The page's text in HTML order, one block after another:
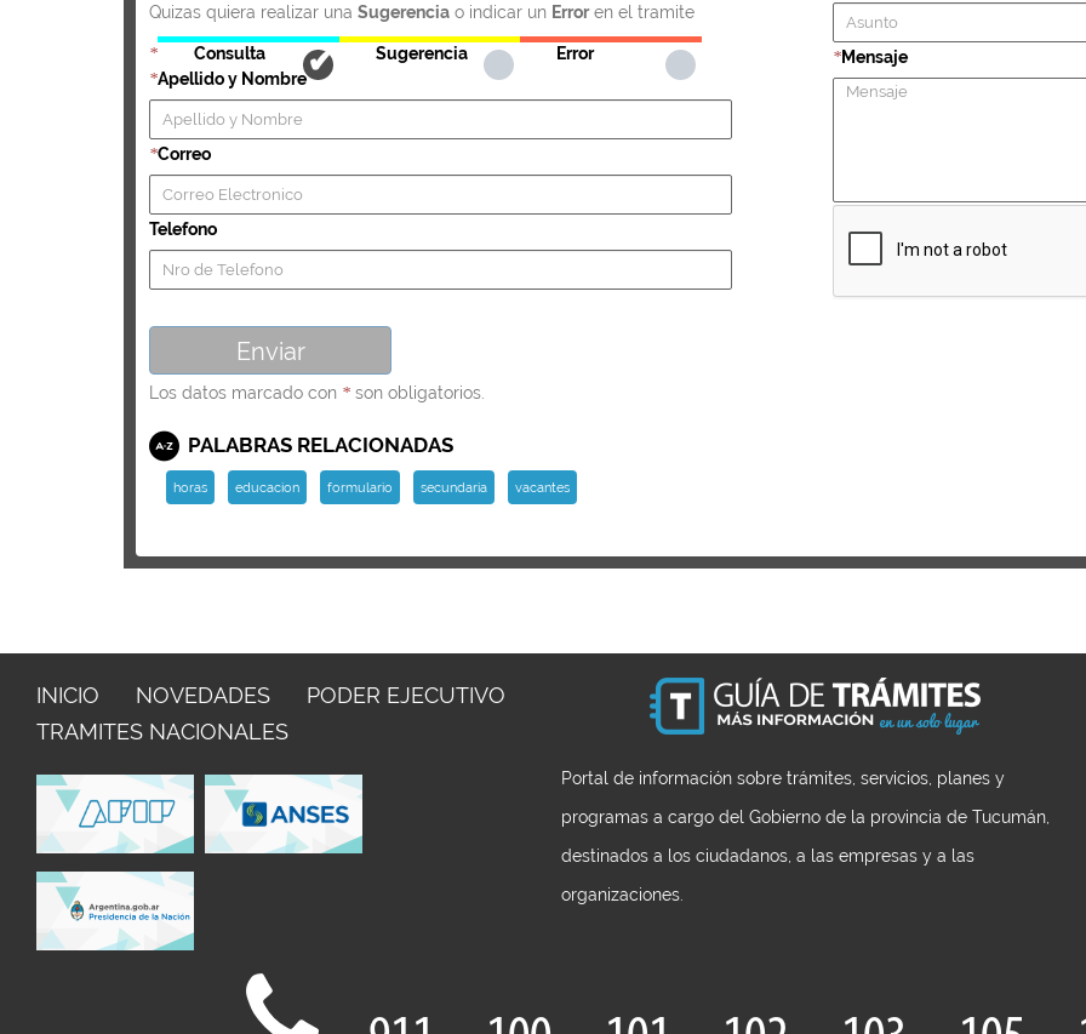
Quizas quiera realizar una Sugerencia o indicar un Erroren el tramite
* Consulta Sugerencia Error
*Apellido y Nombre
*Correo
Telefono
*Mensaje
Los datos marcado con * son obligatorios.
PALABRAS RELACIONADAS
horas educacion formulario secundaria vacantes
INICIO NOVEDADES
PODER EJECUTIVO
TRAMITES NACIONALES
Portal de información sobre trámites, servicios, planes y
programas a cargo del Gobierno de la provincia de Tucumán,
destinados a los ciudadanos, a las empresas y a las
organizaciones.